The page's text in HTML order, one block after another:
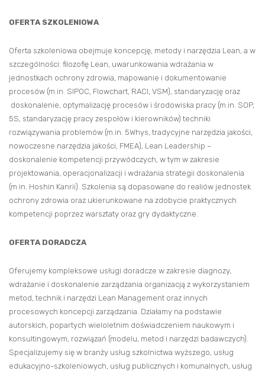
OFERTA SZKOLENIOWA
Oferta szkoleniowa obejmuje koncepcję, metody i narzędzia Lean, a w
szczególności: filozofię Lean, uwarunkowania wdrażania w
jednostkach ochrony zdrowia, mapowanie i dokumentowanie
procesów (m.in. SIPOC, Flowchart, RACI, VSM), standaryzację oraz
doskonalenie, optymalizację procesów i środowiska pracy (m.in. SOP,
5S, standaryzację pracy zespołów i kierowników) techniki
rozwiązywania problemów (m.in. 5Whys, tradycyjne narzędzia jakości,
nowoczesne narzędzia jakości, FMEA), Lean Leadership –
doskonalenie kompetencji przywódczych, w tym w zakresie
projektowania, operacjonalizacji i wdrażania strategii doskonalenia
(m.in. Hoshin Kanrii). Szkolenia są dopasowane do realiów jednostek
ochrony zdrowia oraz ukierunkowane na zdobycie praktycznych
kompetencji poprzez warsztaty oraz gry dydaktyczne.
OFERTA DORADCZA
Oferujemy kompleksowe usługi doradcze w zakresie diagnozy,
wdrażanie i doskonalenie zarządzania organizacją z wykorzystaniem
metod, technik i narzędzi Lean Management oraz innych
procesowych koncepcji zarządzania. Działamy na podstawie
autorskich, popartych wieloletnim doświadczeniem naukowym i
konsultingowym, rozwiązań (modelu, metod i narzędzi badawczych).
Specjalizujemy się w branży usług szkolnictwa wyższego, usług
edukacyjno-szkoleniowych, usług publicznych i komunalnych, usług